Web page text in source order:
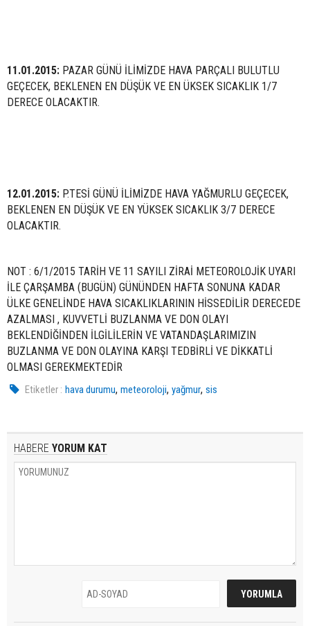
11.01.2015: PAZAR GÜNÜ İLİMİZDE HAVA PARÇALI BULUTLU
GEÇECEK, BEKLENEN EN DÜŞÜK VE EN ÜKSEK SICAKLIK 1/7
DERECE OLACAKTIR.
12.01.2015: P.TESİ GÜNÜ İLİMİZDE HAVA YAĞMURLU GEÇECEK,
BEKLENEN EN DÜŞÜK VE EN YÜKSEK SICAKLIK 3/7 DERECE
OLACAKTIR.
NOT : 6/1/2015 TARİH VE 11 SAYILI ZİRAİ METEOROLOJİK UYARI
İLE ÇARŞAMBA (BUGÜN) GÜNÜNDEN HAFTA SONUNA KADAR
ÜLKE GENELİNDE HAVA SICAKLIKLARININ HİSSEDİLİR DERECEDE
AZALMASI , KUVVETLİ BUZLANMA VE DON OLAYI
BEKLENDİĞİNDEN İLGİLİLERİN VE VATANDAŞLARIMIZIN
BUZLANMA VE DON OLAYINA KARŞI TEDBİRLİ VE DİKKATLİ
OLMASI GEREKMEKTEDİR
Etiketler : hava durumu,meteoroloji,yağmur,sis
HABERE YORUM KAT